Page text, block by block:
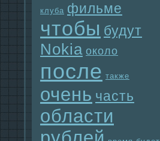
клуба фильме
чтобы будут
Nokia около
после также
очень часть
области